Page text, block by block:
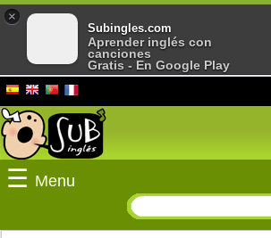
☰ Menu
×
Subingles.com
Aprender inglés con
canciones
Gratis - En Google Play